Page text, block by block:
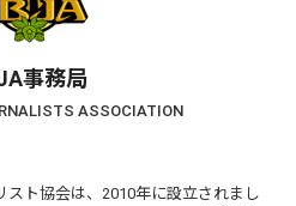
事務局
ASSOCIATION
スト協会は、2010年に設立されまし